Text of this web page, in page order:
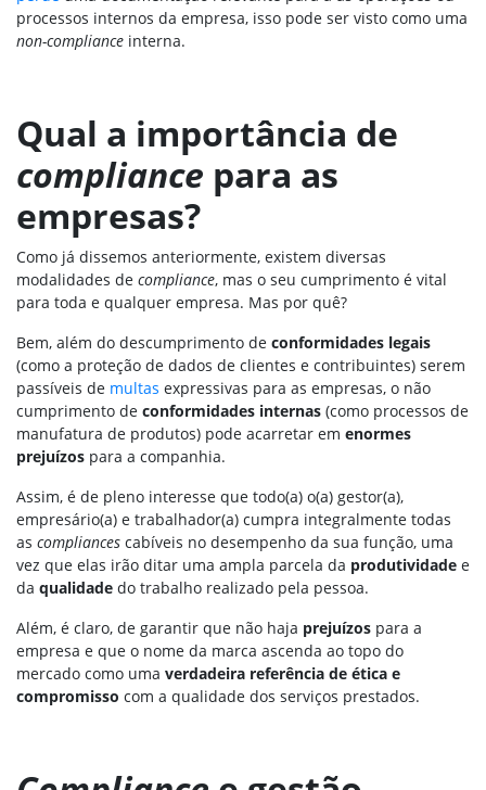
processos internos da empresa, isso pode ser visto como uma
non-compliance interna.
Qual a importância de
compliance para as
empresas?
Como já dissemos anteriormente, existem diversas
modalidades de compliance, mas o seu cumprimento é vital
para toda e qualquer empresa. Mas por quê?
Bem, além do descumprimento de conformidades legais
(como a proteção de dados de clientes e contribuintes) serem
passíveis de multas expressivas para as empresas, o não
cumprimento de conformidades internas (como processos de
manufatura de produtos) pode acarretar em enormes
prejuízos para a companhia.
Assim, é de pleno interesse que todo(a) o(a) gestor(a),
empresário(a) e trabalhador(a) cumpra integralmente todas
as compliances cabíveis no desempenho da sua função, uma
vez que elas irão ditar uma ampla parcela da produtividade e
da qualidade do trabalho realizado pela pessoa.
Além, é claro, de garantir que não haja prejuízos para a
empresa e que o nome da marca ascenda ao topo do
mercado como uma verdadeira referência de ética e
compromisso com a qualidade dos serviços prestados.